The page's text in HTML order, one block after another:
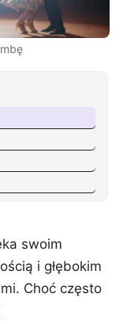
swoim
i głębokim
Choć często